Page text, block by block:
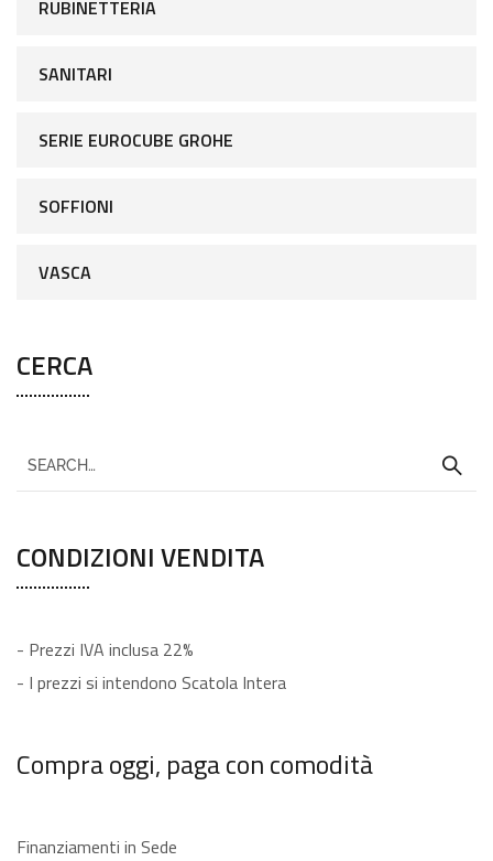
RUBINETTERIA
SANITARI
SERIE EUROCUBE GROHE
SOFFIONI
VASCA
CERCA
CONDIZIONI VENDITA
- Prezzi IVA inclusa 22%
- I prezzi si intendono Scatola Intera
Compra oggi, paga con comodità
Finanziamenti in Sede